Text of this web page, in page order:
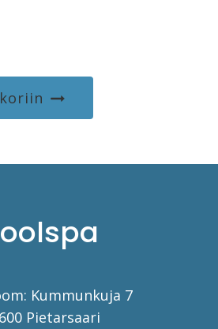
Kummunkuja 7
Pietarsaari